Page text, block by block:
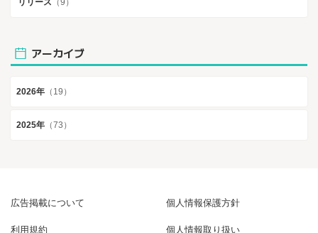
リリース （9）
アーカイブ
2026年 （19）
2025年 （73）
広告掲載について 個人情報保護方針
利用規約 個人情報取り扱い